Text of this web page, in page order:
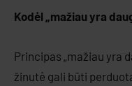
Kodėl „mažiau yra
Principas „mažiau yra
žinutė gali būti